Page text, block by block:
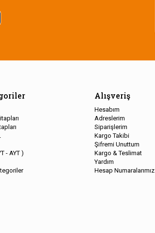
- AYT )
Alışveriş
Hesabım
Adreslerim
Siparişlerim
Kargo Takibi
Şifremi Unuttum
Kargo & Teslimat
Yardım
Hesap Numaralarımız